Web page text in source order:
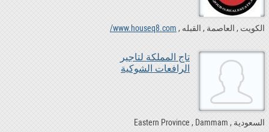
الكويت العاصمة القبله www.houseq8.com/
تاج المملكة لتاجير
الرافعات الشوكية
السعودية Eastern Province Dammam